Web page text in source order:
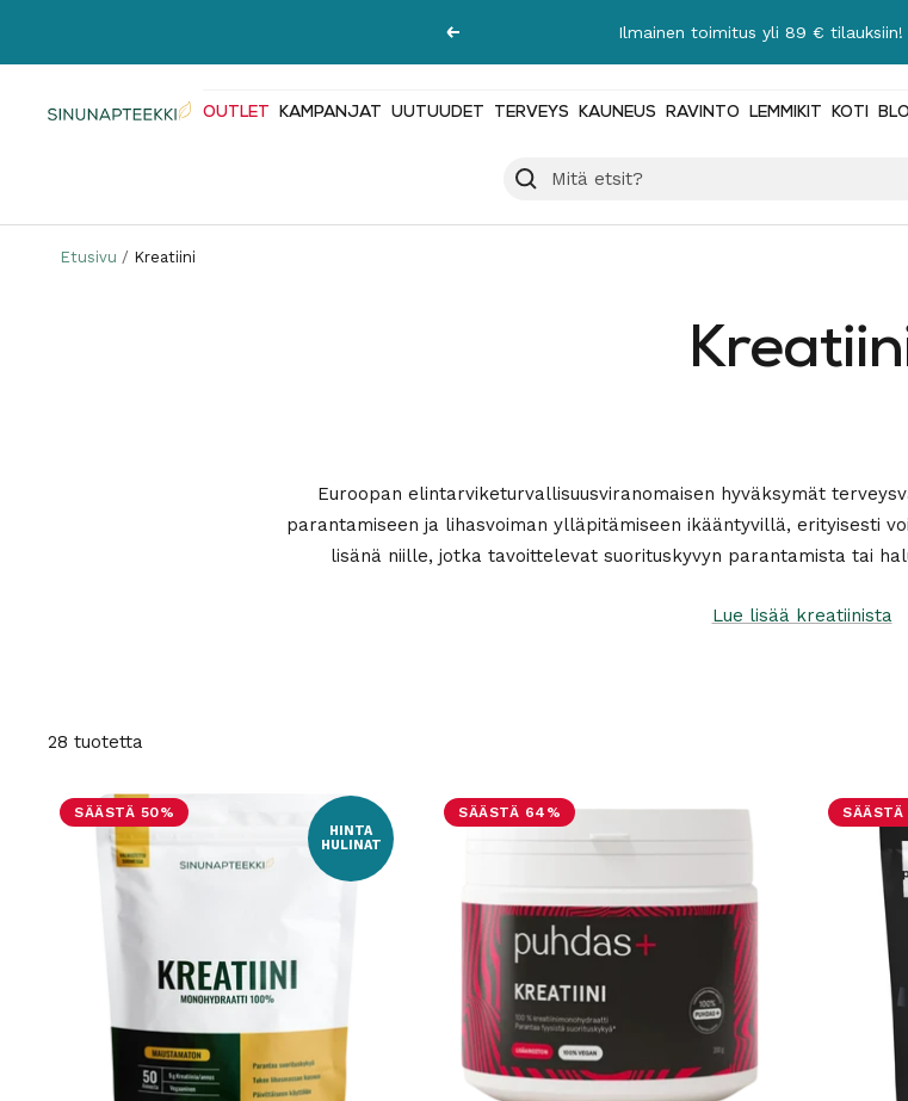
Edellinen Ilmainen toimitus yli 89 € tilauksiin!
Sinunapteekki.fi OUTLET KAMPANJAT UUTUUDET TERVEYS KAUNEUS RAVINTO LEMMIKIT KOTI
Etusivu Kreatiini
Euroopan elintarviketurvallisuusviranomaisen hyväksymät
parantamiseen ja lihasvoiman ylläpitämiseen ikääntyvillä, erityisesti
lisänä niille, jotka tavoittelevat suorituskyvyn parantamista tai
Lue lisää kreatiinista
28 tuotetta
HINTA
HULINAT
SÄÄSTÄ 50% SÄÄSTÄ 64%